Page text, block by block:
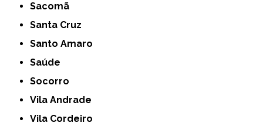
Sacomã
Santa Cruz
Santo Amaro
Saúde
Socorro
Vila Andrade
Vila Cordeiro